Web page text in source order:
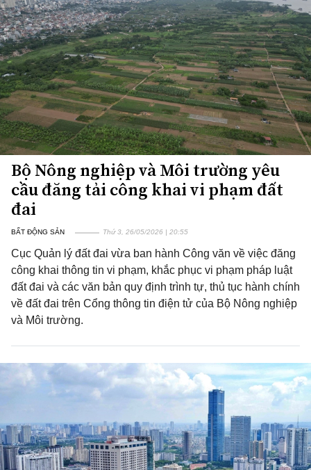
Bộ Nông nghiệp và Môi trường yêu
cầu đăng tải công khai vi phạm đất
đai
BẤT ĐỘNG SẢN Thứ 3, 26/05/2026 | 20:55
Cục Quản lý đất đai vừa ban hành Công văn về việc đăng
công khai thông tin vi phạm, khắc phục vi phạm pháp luật
đất đai và các văn bản quy định trình tự, thủ tục hành chính
về đất đai trên Cổng thông tin điện tử của Bộ Nông nghiệp
và Môi trường.